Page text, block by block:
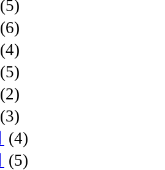
(5)
(6)
(4)
(5)
(2)
(3)
(4)
(5)